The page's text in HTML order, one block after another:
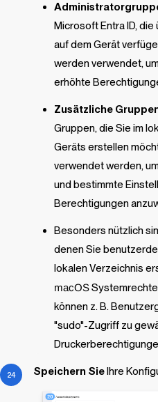
Microsoft Entra ID,
auf dem Gerät
werden verwendet,
erhöhte
Zusätzliche
Gruppen, die Sie im
Geräts erstellen
verwendet werden,
und bestimmte
Berechtigungen
Besonders nützlich
denen Sie
lokalen Verzeichnis
macOS
können z. B.
"sudo"-Zugriff zu
Speichern SieIhre